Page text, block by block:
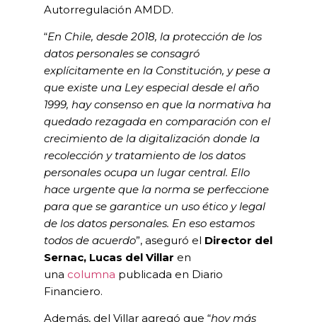
Autorregulación AMDD.
“En Chile, desde 2018, la protección de los
datos personales se consagró
explícitamente en la Constitución, y pese a
que existe una Ley especial desde el año
1999, hay consenso en que la normativa ha
quedado rezagada en comparación con el
crecimiento de la digitalización donde la
recolección y tratamiento de los datos
personales ocupa un lugar central. Ello
hace urgente que la norma se perfeccione
para que se garantice un uso ético y legal
de los datos personales. En eso estamos
todos de acuerdo”, aseguró el Director del
Sernac, Lucas del Villar en
una columna publicada en Diario
Financiero.
Además, del Villar agregó que “hoy más